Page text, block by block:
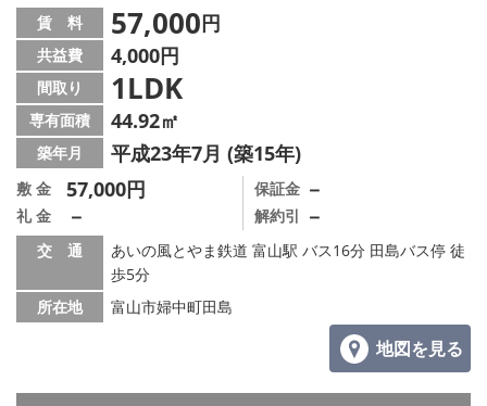
賃 料 57,000円
共益費 4,000円
間取り 1LDK
専有面積 44.92㎡
築年月 平成23年7月 (築15年)
敷 金 57,000円
礼 金 －
保証金 －
解約引 －
交 通
あいの風とやま鉄道 富山駅 バス16分 田島バス停 徒
歩5分
所在地
富山市婦中町田島
地図を見る